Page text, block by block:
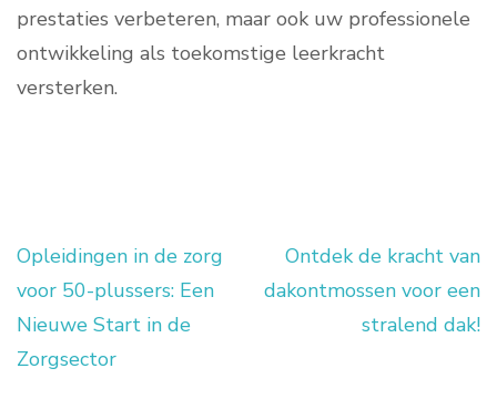
prestaties verbeteren, maar ook uw professionele
ontwikkeling als toekomstige leerkracht
versterken.
Berichtnavigatie
Opleidingen in de zorg
voor 50-plussers: Een
Nieuwe Start in de
Zorgsector
Ontdek de kracht van
dakontmossen voor een
stralend dak!